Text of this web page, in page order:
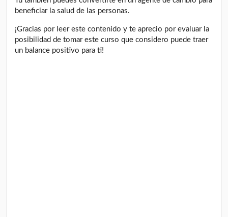
beneficiar la salud de las personas.
¡Gracias por leer este contenido y te aprecio por evaluar la
posibilidad de tomar este curso que considero puede traer
un balance positivo para ti!